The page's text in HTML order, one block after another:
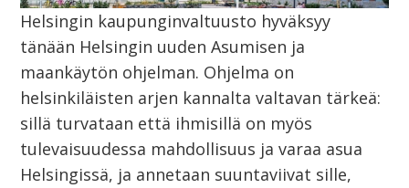
Helsingin kaupunginvaltuusto hyväksyy
tänään Helsingin uuden Asumisen ja
maankäytön ohjelman. Ohjelma on
helsinkiläisten arjen kannalta valtavan tärkeä:
sillä turvataan että ihmisillä on myös
tulevaisuudessa mahdollisuus ja varaa asua
Helsingissä, ja annetaan suuntaviivat sille,